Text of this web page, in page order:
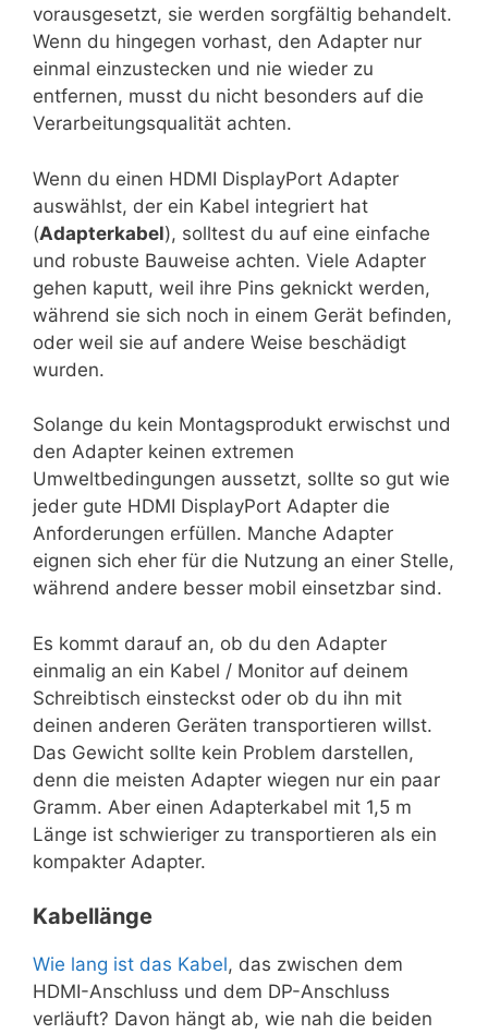
vorausgesetzt, sie werden sorgfältig behandelt.
Wenn du hingegen vorhast, den Adapter nur
einmal einzustecken und nie wieder zu
entfernen, musst du nicht besonders auf die
Verarbeitungsqualität achten.
Wenn du einen HDMI DisplayPort Adapter
auswählst, der ein Kabel integriert hat
(Adapterkabel), solltest du auf eine einfache
und robuste Bauweise achten. Viele Adapter
gehen kaputt, weil ihre Pins geknickt werden,
während sie sich noch in einem Gerät befinden,
oder weil sie auf andere Weise beschädigt
wurden.
Solange du kein Montagsprodukt erwischst und
den Adapter keinen extremen
Umweltbedingungen aussetzt, sollte so gut wie
jeder gute HDMI DisplayPort Adapter die
Anforderungen erfüllen. Manche Adapter
eignen sich eher für die Nutzung an einer Stelle,
während andere besser mobil einsetzbar sind.
Es kommt darauf an, ob du den Adapter
einmalig an ein Kabel / Monitor auf deinem
Schreibtisch einsteckst oder ob du ihn mit
deinen anderen Geräten transportieren willst.
Das Gewicht sollte kein Problem darstellen,
denn die meisten Adapter wiegen nur ein paar
Gramm. Aber einen Adapterkabel mit 1,5 m
Länge ist schwieriger zu transportieren als ein
kompakter Adapter.
Kabellänge
Wie lang ist das Kabel, das zwischen dem
HDMI-Anschluss und dem DP-Anschluss
verläuft? Davon hängt ab, wie nah die beiden